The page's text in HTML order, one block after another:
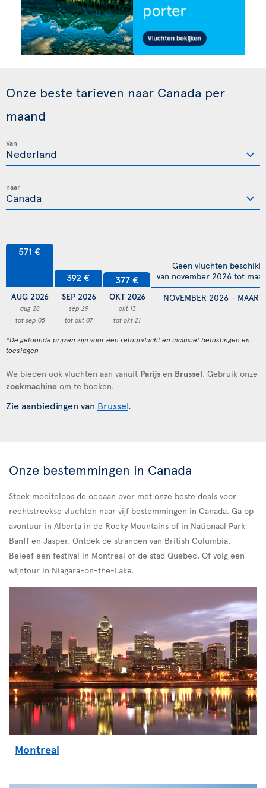
Onze beste tarieven naar Canada per
maand
Van
naar
571 €
AUG 2026
aug 28
tot sep 05
392 €
SEP 2026
sep 29
tot okt 07
377 €
OKT 2026
okt 13
tot okt 21
NOVEMBER 2026 -
Geen vluchten
van november 2026 tot
*De getoonde prijzen zijn voor een retourvlucht en inclusief belastingen en
toeslagen
We bieden ook vluchten aan vanuit Parijs en Brussel. Gebruik onze
zoekmachine om te boeken.
Zie aanbiedingen van Brussel.
Onze bestemmingen in Canada
Steek moeiteloos de oceaan over met onze beste deals voor
rechtstreekse vluchten naar vijf bestemmingen in Canada. Ga op
avontuur in Alberta in de Rocky Mountains of in Nationaal Park
Banff en Jasper. Ontdek de stranden van British Columbia.
Beleef een festival in Montreal of de stad Quebec. Of volg een
wijntour in Niagara-on-the-Lake.
Montreal